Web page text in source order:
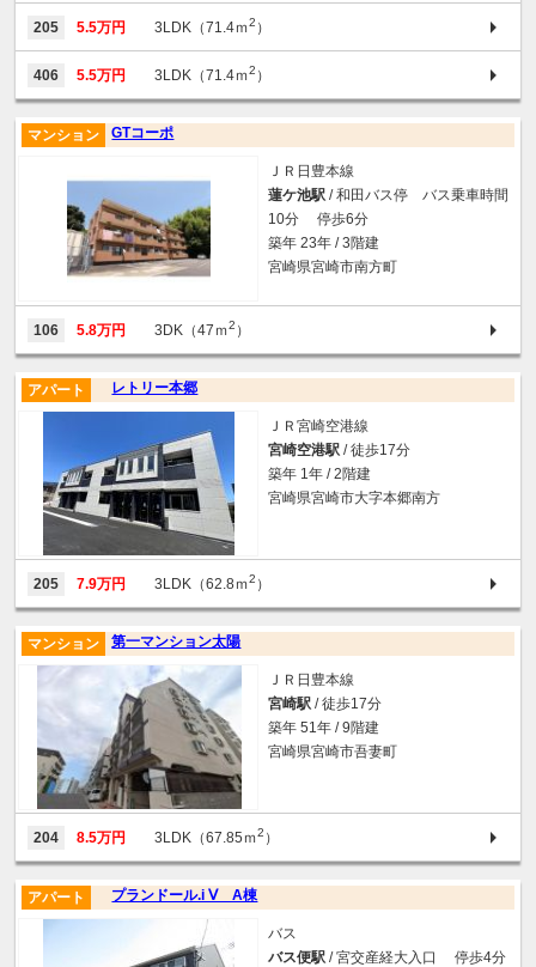
205 5.5万円 3LDK（71.4ｍ2 ）
406 5.5万円 3LDK（71.4ｍ2 ）
GTコーポ
マンション
ＪＲ日豊本線
蓮ケ池駅 / 和田バス停 バス乗車時間
10分 停歩6分
築年 23年 / 3階建
宮崎県宮崎市南方町
106 5.8万円 3DK（47ｍ2 ）
レトリー本郷
アパート
ＪＲ宮崎空港線
宮崎空港駅 / 徒歩17分
築年 1年 / 2階建
宮崎県宮崎市大字本郷南方
205 7.9万円 3LDK（62.8ｍ2 ）
第一マンション太陽
マンション
ＪＲ日豊本線
宮崎駅 / 徒歩17分
築年 51年 / 9階建
宮崎県宮崎市吾妻町
204 8.5万円 3LDK（67.85ｍ2 ）
プランドール.i Ⅴ A棟
アパート
バス
バス便駅 / 宮交産経大入口 停歩4分